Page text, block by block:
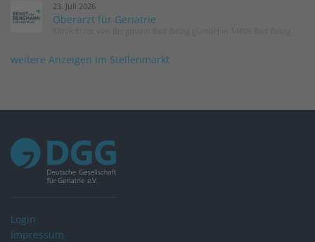
23. Juli 2026
Oberarzt für Geriatrie
weitere Anzeigen im Stellenmarkt
Login
Impressum